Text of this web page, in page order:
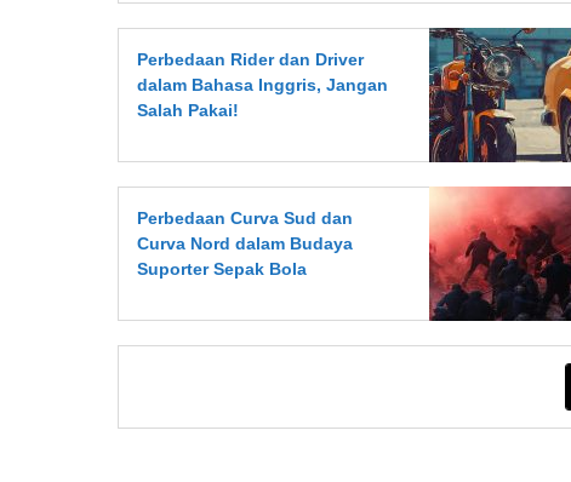
Perbedaan Rider dan Driver
dalam Bahasa Inggris, Jangan
Salah Pakai!
Perbedaan Curva Sud dan
Curva Nord dalam Budaya
Suporter Sepak Bola